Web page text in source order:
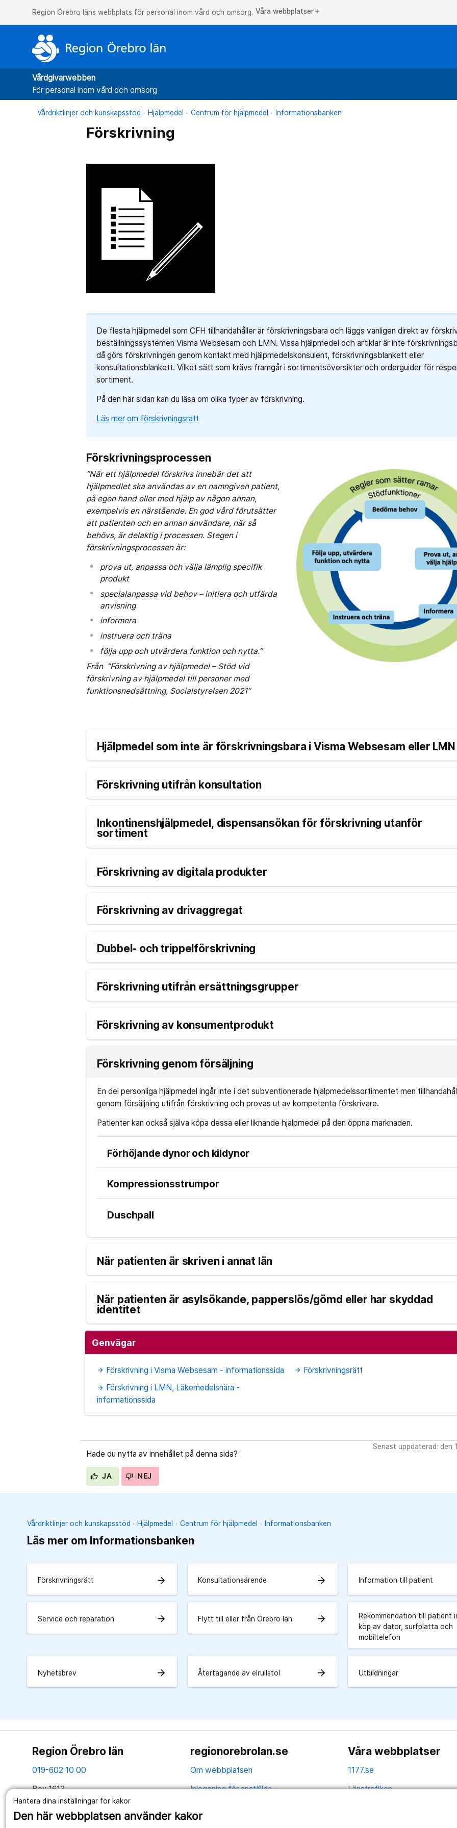
Hantera dina inställningar för kakor
Den här webbplatsen använder kakor
Region Örebro läns webbplats för personal inom vård och omsorg. Våra webbplatser add
Vårdgivarwebben
För personal inom vård och omsorg
Vårdriktlinjer och kunskapsstöd Hjälpmedel Centrum för hjälpmedel Informationsbanken
Förskrivning
De flesta hjälpmedel som CFH tillhandahåller är förskrivningsbara och läggs vanligen direkt av
beställningssystemen Visma Websesam och LMN. Vissa hjälpmedel och artiklar är inte
då görs förskrivningen genom kontakt med hjälpmedelskonsulent, förskrivningsblankett eller
konsultationsblankett. Vilket sätt som krävs framgår i sortimentsöversikter och orderguider för
sortiment.
På den här sidan kan du läsa om olika typer av förskrivning.
Läs mer om förskrivningsrätt
Förskrivningsprocessen
”När ett hjälpmedel förskrivs innebär det att
hjälpmedlet ska användas av en namngiven patient,
på egen hand eller med hjälp av någon annan,
exempelvis en närstående. En god vård förutsätter
att patienten och en annan användare, när så
behövs, är delaktig i processen. Stegen i
förskrivningsprocessen är:
prova ut, anpassa och välja lämplig specifik
produkt
specialanpassa vid behov – initiera och utfärda
anvisning
informera
instruera och träna
följa upp och utvärdera funktion och nytta.”
Från ”Förskrivning av hjälpmedel – Stöd vid
förskrivning av hjälpmedel till personer med
funktionsnedsättning, Socialstyrelsen 2021”
Hjälpmedel som inte är förskrivningsbara i Visma Websesam eller LMN
Förskrivning utifrån konsultation
Inkontinenshjälpmedel, dispensansökan för förskrivning utanför
sortiment
Förskrivning av digitala produkter
Förskrivning av drivaggregat
Dubbel- och trippelförskrivning
Förskrivning utifrån ersättningsgrupper
Förskrivning av konsumentprodukt
Förskrivning genom försäljning
En del personliga hjälpmedel ingår inte i det subventionerade hjälpmedelssortimentet men
genom försäljning utifrån förskrivning och provas ut av kompetenta förskrivare.
Patienter kan också själva köpa dessa eller liknande hjälpmedel på den öppna marknaden.
Förhöjande dynor och kildynor
Kompressionsstrumpor
Duschpall
När patienten är skriven i annat län
När patienten är asylsökande, papperslös/gömd eller har skyddad
identitet
Genvägar
arrow_forward Förskrivning i Visma Websesam - informationssida
arrow_forward Förskrivning i LMN, Läkemedelsnära -
informationssida
arrow_forward Förskrivningsrätt
Hade du nytta av innehållet på denna sida?
JA NEJ
Senast uppdaterad: den
Vårdriktlinjer och kunskapsstöd Hjälpmedel Centrum för hjälpmedel Informationsbanken
Läs mer om Informationsbanken
Förskrivningsrätt arrow_forward Konsultationsärende arrow_forward Information till patient
Service och reparation arrow_forward Flytt till eller från Örebro län arrow_forward
Rekommendation till patient
köp av dator, surfplatta och
mobiltelefon
Nyhetsbrev arrow_forward Återtagande av elrullstol arrow_forward Utbildningar
Region Örebro län
019-602 10 00
Box 1613
701 16 Örebro
Tillsammans skapar vi ett bättre liv
regionorebrolan.se
Om webbplatsen
Inloggning för anställda
Våra webbplatser
1177.se
Länstrafiken